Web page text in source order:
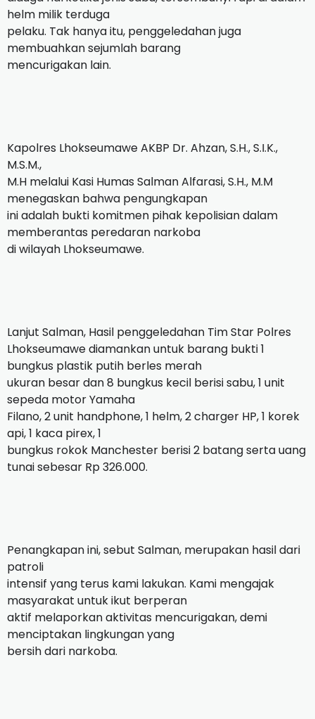
helm milik terduga
pelaku. Tak hanya itu, penggeledahan juga
membuahkan sejumlah barang
mencurigakan lain.
Kapolres Lhokseumawe AKBP Dr. Ahzan, S.H., S.I.K.,
M.S.M.,
M.H melalui Kasi Humas Salman Alfarasi, S.H., M.M
menegaskan bahwa pengungkapan
ini adalah bukti komitmen pihak kepolisian dalam
memberantas peredaran narkoba
di wilayah Lhokseumawe.
Lanjut Salman, Hasil penggeledahan Tim Star Polres
Lhokseumawe diamankan untuk barang bukti 1
bungkus plastik putih berles merah
ukuran besar dan 8 bungkus kecil berisi sabu, 1 unit
sepeda motor Yamaha
Filano, 2 unit handphone, 1 helm, 2 charger HP, 1 korek
api, 1 kaca pirex, 1
bungkus rokok Manchester berisi 2 batang serta uang
tunai sebesar Rp 326.000.
Penangkapan ini, sebut Salman, merupakan hasil dari
patroli
intensif yang terus kami lakukan. Kami mengajak
masyarakat untuk ikut berperan
aktif melaporkan aktivitas mencurigakan, demi
menciptakan lingkungan yang
bersih dari narkoba.